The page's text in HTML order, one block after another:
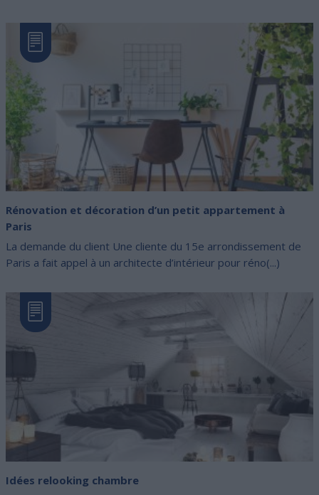
Rénovation et décoration d’un petit appartement à
Paris
La demande du client Une cliente du 15e arrondissement de
Paris a fait appel à un architecte d’intérieur pour réno(...)
Idées relooking chambre